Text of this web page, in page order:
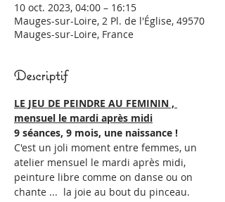
10 oct. 2023, 04:00 – 16:15
Mauges-sur-Loire, 2 Pl. de l'Église, 49570
Mauges-sur-Loire, France
Descriptif
LE JEU DE PEINDRE AU FEMININ ,
mensuel le mardi après midi
9 séances, 9 mois, une naissance !
C'est un joli moment entre femmes, un
atelier mensuel le mardi après midi,
peinture libre comme on danse ou on
chante ...  la joie au bout du pinceau.